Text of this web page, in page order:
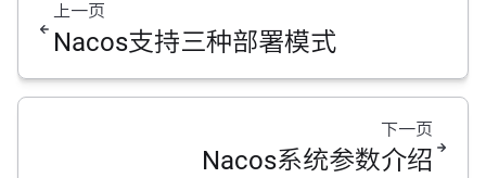
上一页
Nacos支持三种部署模式
下一页
Nacos系统参数介绍